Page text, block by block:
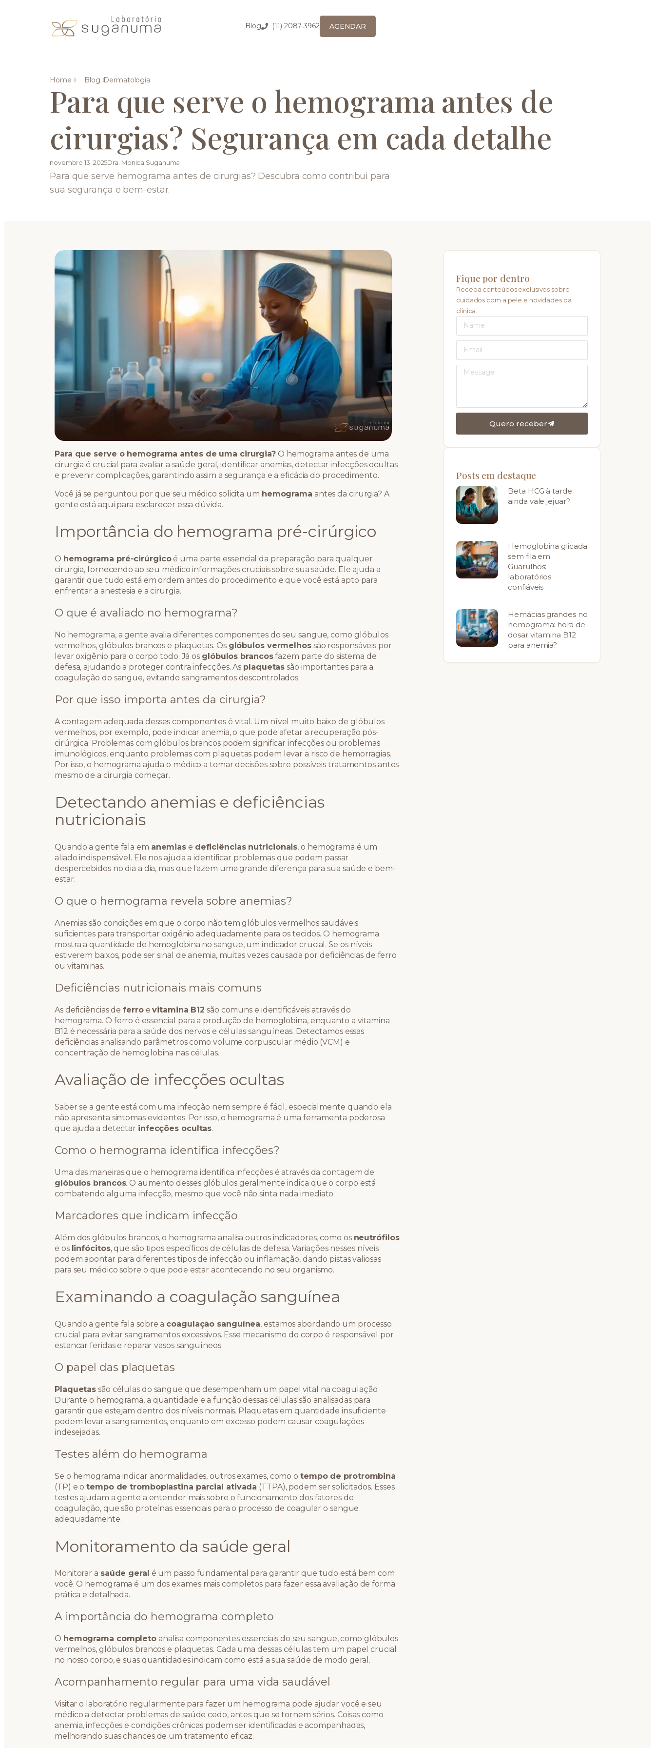
Blog (11) 2087-3962 AGENDAR
Home Blog Dermatologia
Para que serve o hemograma antes de
cirurgias? Segurança em cada detalhe
novembro 13, 2025Dra. Monica Suganuma
Para que serve hemograma antes de cirurgias? Descubra como contribui para
sua segurança e bem-estar.
Para que serve o hemograma antes de uma cirurgia? O hemograma antes de uma
cirurgia é crucial para avaliar a saúde geral, identificar anemias, detectar infecções ocultas
e prevenir complicações, garantindo assim a segurança e a eficácia do procedimento.
Você já se perguntou por que seu médico solicita um hemograma antes da cirurgia? A
gente está aqui para esclarecer essa dúvida.
Importância do hemograma pré-cirúrgico
O hemograma pré-cirúrgicoé uma parte essencial da preparação para qualquer
cirurgia, fornecendo ao seu médico informações cruciais sobre sua saúde. Ele ajuda a
garantir que tudo está em ordem antes do procedimento e que você está apto para
enfrentar a anestesia e a cirurgia.
O que é avaliado no hemograma?
No hemograma, a gente avalia diferentes componentes do seu sangue, como glóbulos
vermelhos, glóbulos brancos e plaquetas. Os glóbulos vermelhossão responsáveis por
levar oxigênio para o corpo todo. Já os glóbulos brancosfazem parte do sistema de
defesa, ajudando a proteger contra infecções. As plaquetas são importantes para a
coagulação do sangue, evitando sangramentos descontrolados.
Por que isso importa antes da cirurgia?
A contagem adequada desses componentes é vital. Um nível muito baixo de glóbulos
vermelhos, por exemplo, pode indicar anemia, o que pode afetar a recuperação pós-
cirúrgica. Problemas com glóbulos brancos podem significar infecções ou problemas
imunológicos, enquanto problemas com plaquetas podem levar a risco de hemorragias.
Por isso, o hemograma ajuda o médico a tomar decisões sobre possíveis tratamentos antes
mesmo de a cirurgia começar.
Detectando anemias e deficiências
nutricionais
Quando a gente fala em anemias e deficiências nutricionais, o hemograma é um
aliado indispensável. Ele nos ajuda a identificar problemas que podem passar
despercebidos no dia a dia, mas que fazem uma grande diferença para sua saúde e bem-
estar.
O que o hemograma revela sobre anemias?
Anemias são condições em que o corpo não tem glóbulos vermelhos saudáveis
suficientes para transportar oxigênio adequadamente para os tecidos. O hemograma
mostra a quantidade de hemoglobina no sangue, um indicador crucial. Se os níveis
estiverem baixos, pode ser sinal de anemia, muitas vezes causada por deficiências de ferro
ou vitaminas.
Deficiências nutricionais mais comuns
As deficiências deferroevitamina B12 são comuns e identificáveis através do
hemograma. O ferro é essencial para a produção de hemoglobina, enquanto a vitamina
B12 é necessária para a saúde dos nervos e células sanguíneas. Detectamos essas
deficiências analisando parâmetros como volume corpuscular médio (VCM) e
concentração de hemoglobina nas células.
Avaliação de infecções ocultas
Saber se a gente está com uma infecção nem sempre é fácil, especialmente quando ela
não apresenta sintomas evidentes. Por isso, o hemograma é uma ferramenta poderosa
que ajuda a detectar infecções ocultas.
Como o hemograma identifica infecções?
Uma das maneiras que o hemograma identifica infecções é através da contagem de
glóbulos brancos. O aumento desses glóbulos geralmente indica que o corpo está
combatendo alguma infecção, mesmo que você não sinta nada imediato.
Marcadores que indicam infecção
Além dos glóbulos brancos, o hemograma analisa outros indicadores, como os neutrófilos
e os linfócitos, que são tipos específicos de células de defesa. Variações nesses níveis
podem apontar para diferentes tipos de infecção ou inflamação, dando pistas valiosas
para seu médico sobre o que pode estar acontecendo no seu organismo.
Examinando a coagulação sanguínea
Quando a gente fala sobre a coagulação sanguínea, estamos abordando um processo
crucial para evitar sangramentos excessivos. Esse mecanismo do corpo é responsável por
estancar feridas e reparar vasos sanguíneos.
O papel das plaquetas
Plaquetas são células do sangue que desempenham um papel vital na coagulação.
Durante o hemograma, a quantidade e a função dessas células são analisadas para
garantir que estejam dentro dos níveis normais. Plaquetas em quantidade insuficiente
podem levar a sangramentos, enquanto em excesso podem causar coagulações
indesejadas.
Testes além do hemograma
Se o hemograma indicar anormalidades, outros exames, como o tempo de protrombina
(TP) e otempo de tromboplastina parcial ativada (TTPA), podem ser solicitados. Esses
testes ajudam a gente a entender mais sobre o funcionamento dos fatores de
coagulação, que são proteínas essenciais para o processo de coagular o sangue
adequadamente.
Monitoramento da saúde geral
Monitorar a saúde geral é um passo fundamental para garantir que tudo está bem com
você. O hemograma é um dos exames mais completos para fazer essa avaliação de forma
prática e detalhada.
A importância do hemograma completo
O hemograma completo analisa componentes essenciais do seu sangue, como glóbulos
vermelhos, glóbulos brancos e plaquetas. Cada uma dessas células tem um papel crucial
no nosso corpo, e suas quantidades indicam como está a sua saúde de modo geral.
Acompanhamento regular para uma vida saudável
Visitar o laboratório regularmente para fazer um hemograma pode ajudar você e seu
médico a detectar problemas de saúde cedo, antes que se tornem sérios. Coisas como
anemia, infecções e condições crônicas podem ser identificadas e acompanhadas,
melhorando suas chances de um tratamento eficaz.
Fique por dentro
Receba conteúdos exclusivos sobre
cuidados com a pele e novidades da
clínica.
Quero receber
Posts em destaque
Beta HCG à tarde:
ainda vale jejuar?
Hemoglobina glicada
sem fila em
Guarulhos:
laboratórios
confiáveis
Hemácias grandes no
hemograma: hora de
dosar vitamina B12
para anemia?